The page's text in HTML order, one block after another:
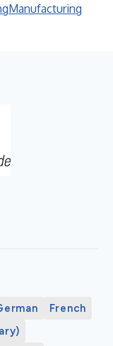
Manufacturing
French